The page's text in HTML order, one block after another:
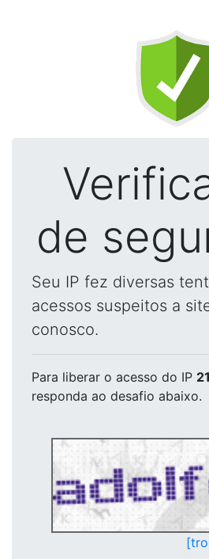
de
Seu IP fez diversas
acessos suspeitos a
conosco.
Para liberar o acesso do IP
responda ao desafio abaixo.